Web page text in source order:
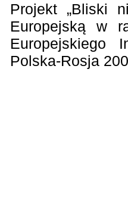
Projekt „Bliski
Europejską w
Europejskiego
Polska-Rosja